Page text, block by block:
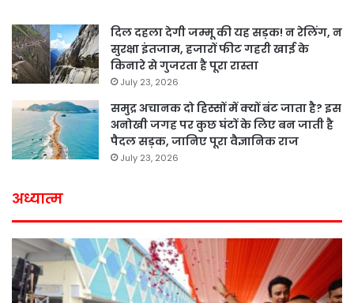
दिल दहला देगी जम्मू की यह सड़क! न रेलिंग, न
सुरक्षा इंतजाम, हजारों फीट गहरी खाई के
किनारे से गुजरता है पूरा रास्ता
July 23, 2026
समुद्र अचानक दो हिस्सों में क्यों बंट जाता है? इस
अनोखी जगह पर कुछ घंटों के लिए बन जाती है
पैदल सड़क, जानिए पूरा वैज्ञानिक राज
July 23, 2026
अध्यात्म